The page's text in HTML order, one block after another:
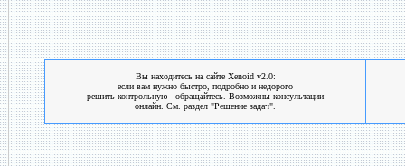
Вы находитесь на сайте Xenoid v2.0:
если вам нужно быстро, подробно и недорого
решить контрольную - обращайтесь. Возможны консультации
онлайн. См. раздел "Решение задач".